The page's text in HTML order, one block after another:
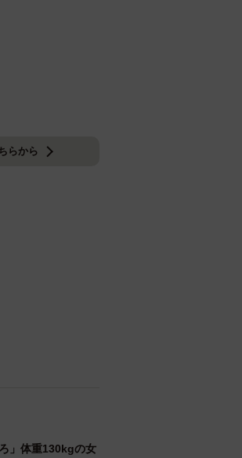
らから
ろ」体重130kgの女